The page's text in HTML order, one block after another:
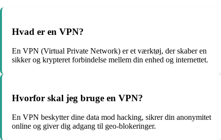
Hvad er en VPN?
En VPN (Virtual Private Network) er et værktøj, der skaber en
sikker og krypteret forbindelse mellem din enhed og internettet.
Hvorfor skal jeg bruge en VPN?
En VPN beskytter dine data mod hacking, sikrer din anonymitet
online og giver dig adgang til geo-blokeringer.